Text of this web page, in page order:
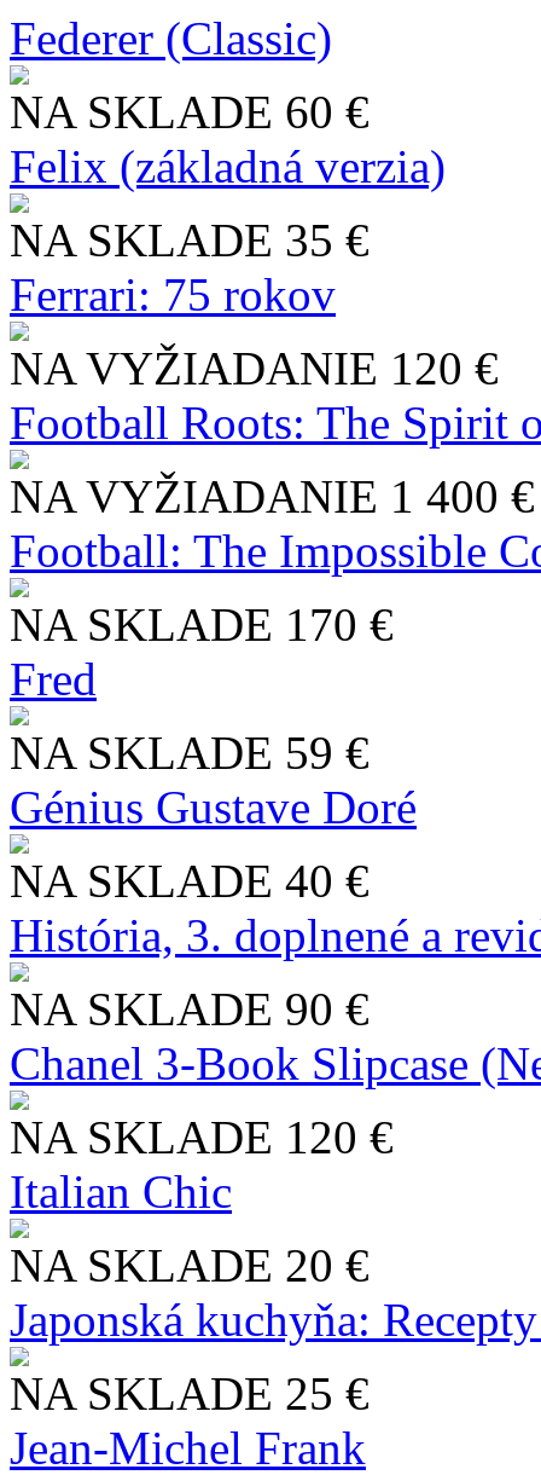
Federer (Classic)
NA SKLADE 60 €
Felix (základná verzia)
NA SKLADE 35 €
Ferrari: 75 rokov
NA VYŽIADANIE 120 €
Football Roots: The Spirit
NA VYŽIADANIE 1 400 €
Football: The Impossible
NA SKLADE 170 €
Fred
NA SKLADE 59 €
Génius Gustave Doré
NA SKLADE 40 €
História, 3. doplnené a
NA SKLADE 90 €
Chanel 3-Book Slipcase
NA SKLADE 120 €
Italian Chic
NA SKLADE 20 €
Japonská kuchyňa:
NA SKLADE 25 €
Jean-Michel Frank